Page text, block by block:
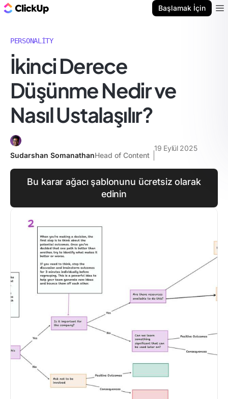
Başlamak İçin
PERSONALITY
İkinci Derece
Düşünme Nedir ve
Nasıl Ustalaşılır?
Sudarshan SomanathanHead of Content
19 Eylül 2025
Bu karar ağacı şablonunu ücretsiz olarak
edinin